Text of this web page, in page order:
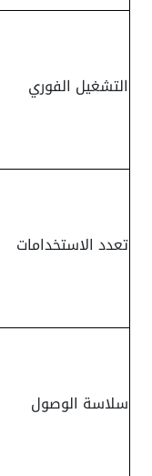
التشغيل الفوري
تعدد الاستخدامات
سلاسة الوصول